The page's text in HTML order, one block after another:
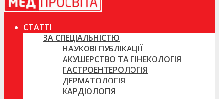
СТАТТІ
ЗА СПЕЦІАЛЬНІСТЮ
НАУКОВІ ПУБЛІКАЦІЇ
АКУШЕРСТВО ТА ГІНЕКОЛОГІЯ
ГАСТРОЕНТЕРОЛОГІЯ
ДЕРМАТОЛОГІЯ
КАРДІОЛОГІЯ